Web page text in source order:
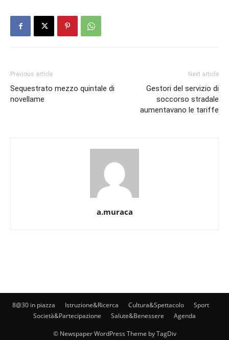
Previous article
Sequestrato mezzo quintale di
novellame
Next article
Gestori del servizio di
soccorso stradale
aumentavano le tariffe
a.muraca
8@30 in piazza Istruzione&Ricerca Cultura&Spettacolo
Sport
Società&Partecipazione
Salute&Benessere Agenda
© Newspaper WordPress Theme by TagDiv